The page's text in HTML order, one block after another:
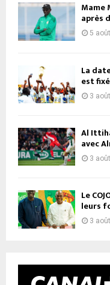
Mame
après
5
La
est
3
Al
avec
3
Le
leurs
3